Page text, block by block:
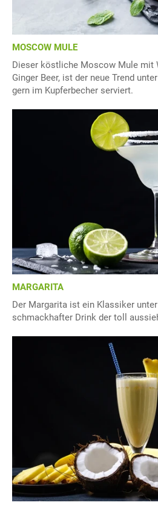
MOSCOW MULE
Dieser köstliche Moscow Mule mit
Ginger Beer, ist der neue Trend
gern im Kupferbecher serviert.
MARGARITA
Der Margarita ist ein Klassiker
schmackhafter Drink der toll